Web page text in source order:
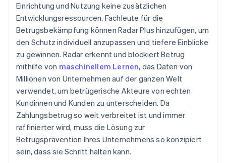
Einrichtung und Nutzung keine zusätzlichen
Entwicklungsressourcen. Fachleute für die
Betrugsbekämpfung können Radar Plus hinzufügen, um
den Schutz individuell anzupassen und tiefere Einblicke
zu gewinnen. Radar erkennt und blockiert Betrug
mithilfe von maschinellem Lernen, das Daten von
Millionen von Unternehmen auf der ganzen Welt
verwendet, um betrügerische Akteure von echten
Kundinnen und Kunden zu unterscheiden. Da
Zahlungsbetrug so weit verbreitet ist und immer
raffinierter wird, muss die Lösung zur
Betrugsprävention Ihres Unternehmens so konzipiert
sein, dass sie Schritt halten kann.